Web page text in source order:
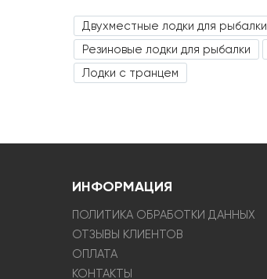
Двухместные лодки для рыбалки
Резиновые лодки для рыбалки
Лодки с транцем
ИНФОРМАЦИЯ
ПОЛИТИКА ОБРАБОТКИ ДАННЫХ
ОТЗЫВЫ КЛИЕНТОВ
ОПЛАТА
КОНТАКТЫ